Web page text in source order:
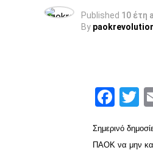
Published 10 έτη
By
Σημερινό
ΠΑΟΚ να μην